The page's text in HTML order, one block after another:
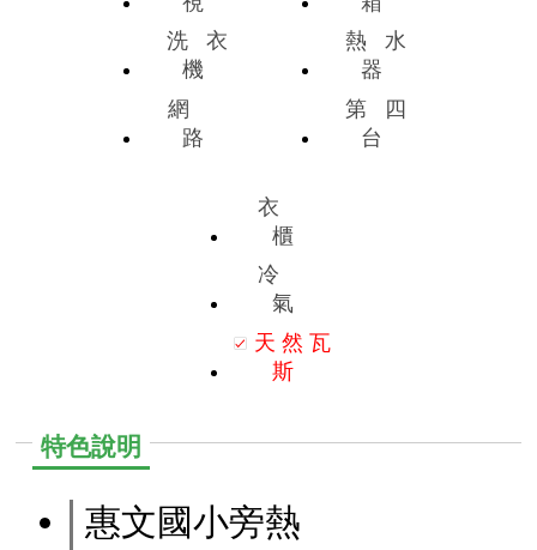
洗
衣
機
網
路
熱
水
器
第
四
台
衣
櫃
冷
氣
天 然 瓦
斯
特色說明
惠文國小旁熱